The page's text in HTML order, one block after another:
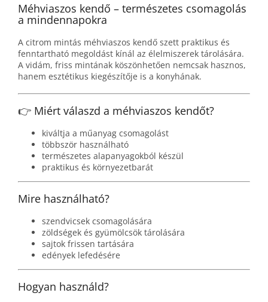
Méhviaszos kendő – természetes csomagolás
a mindennapokra
A citrom mintás méhviaszos kendő szett praktikus és
fenntartható megoldást kínál az élelmiszerek tárolására.
A vidám, friss mintának köszönhetően nemcsak hasznos,
hanem esztétikus kiegészítője is a konyhának.
👉 Miért válaszd a méhviaszos kendőt?
kiváltja a műanyag csomagolást
többször használható
természetes alapanyagokból készül
praktikus és környezetbarát
Mire használható?
szendvicsek csomagolására
zöldségek és gyümölcsök tárolására
sajtok frissen tartására
edények lefedésére
Hogyan használd?